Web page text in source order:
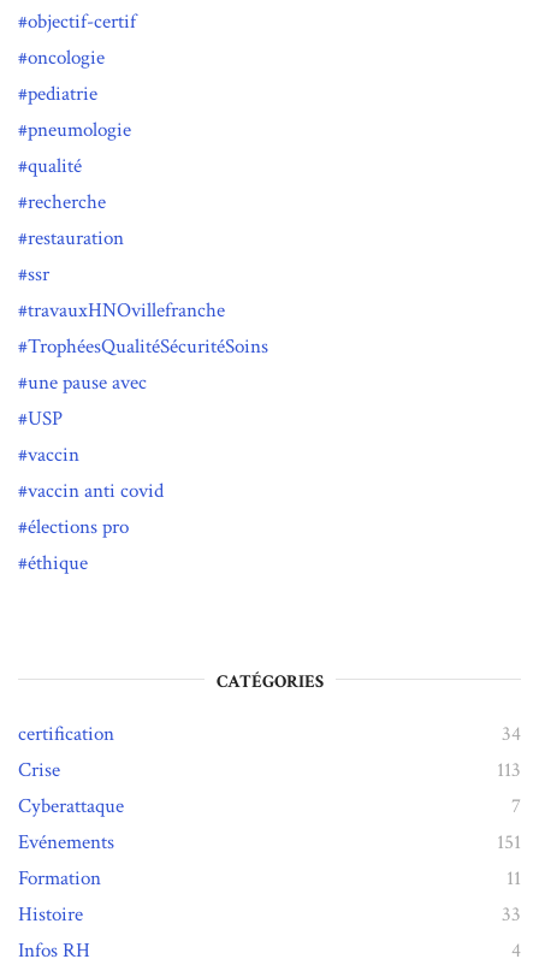
objectif-certif
oncologie
pediatrie
pneumologie
qualité
recherche
restauration
ssr
travauxHNOvillefranche
TrophéesQualitéSécuritéSoins
une pause avec
USP
vaccin
vaccin anti covid
élections pro
éthique
CATÉGORIES
certification
34
Crise
113
Cyberattaque
7
Evénements
151
Formation
11
Histoire
33
Infos RH
4